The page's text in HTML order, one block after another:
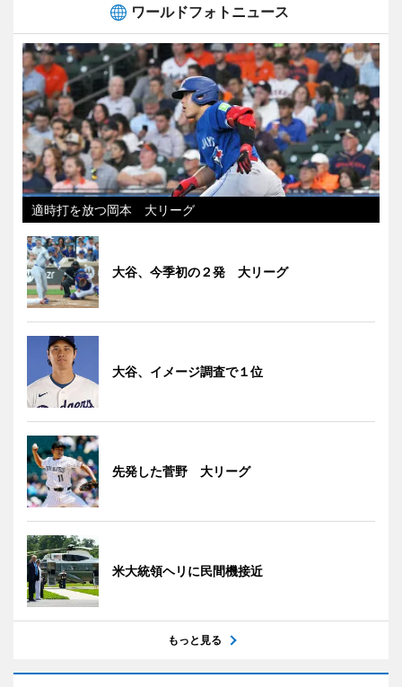
ワールドフォトニュース
適時打を放つ岡本 大リーグ
大谷、今季初の２発 大リーグ
大谷、イメージ調査で１位
先発した菅野 大リーグ
米大統領ヘリに民間機接近
もっと見る